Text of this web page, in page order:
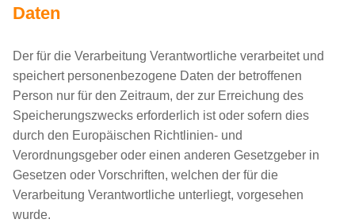
Daten
Der für die Verarbeitung Verantwortliche verarbeitet und
speichert personenbezogene Daten der betroffenen
Person nur für den Zeitraum, der zur Erreichung des
Speicherungszwecks erforderlich ist oder sofern dies
durch den Europäischen Richtlinien- und
Verordnungsgeber oder einen anderen Gesetzgeber in
Gesetzen oder Vorschriften, welchen der für die
Verarbeitung Verantwortliche unterliegt, vorgesehen
wurde.